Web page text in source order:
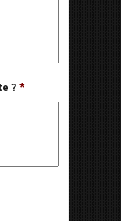
? *